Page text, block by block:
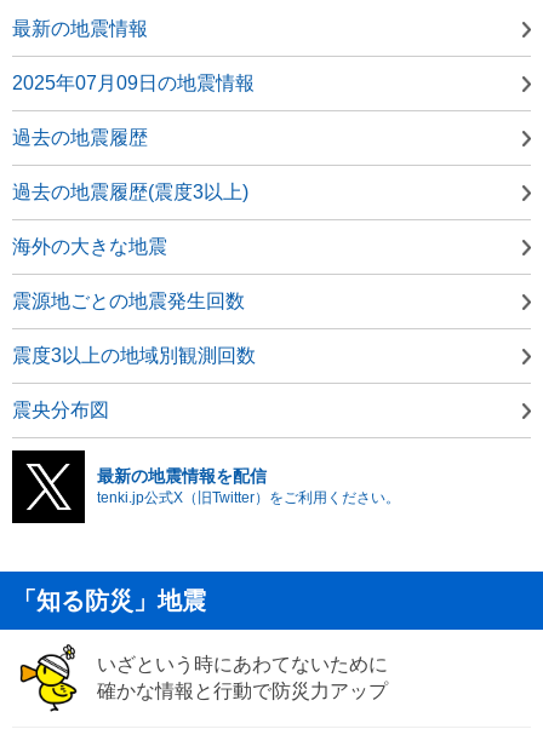
最新の地震情報
2025年07月09日の地震情報
過去の地震履歴
過去の地震履歴(震度3以上)
海外の大きな地震
震源地ごとの地震発生回数
震度3以上の地域別観測回数
震央分布図
最新の地震情報を配信
tenki.jp公式X（旧Twitter）をご利用ください。
「知る防災」地震
いざという時にあわてないために
確かな情報と行動で防災力アップ